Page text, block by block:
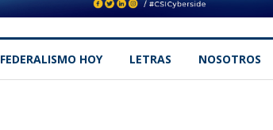
FEDERALISMO HOY LETRAS NOSOTROS